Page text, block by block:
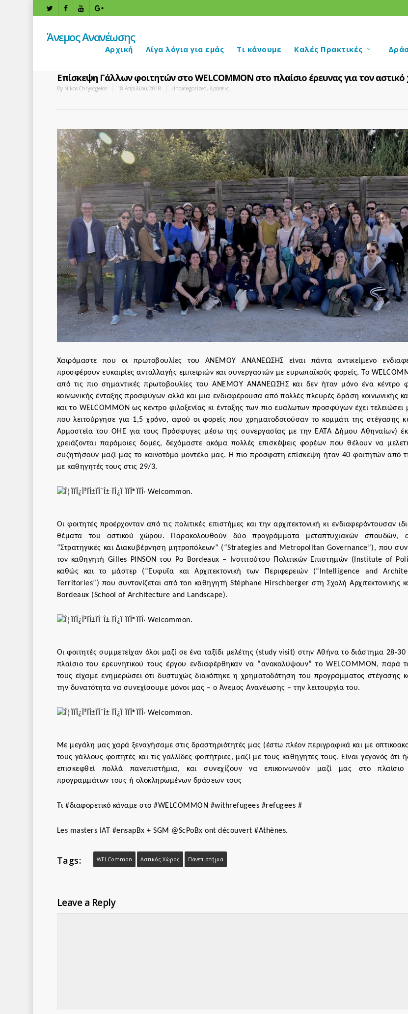
Άνεμος Ανανέωσης
Αρχική Λίγα λόγια για εμάς Τι κάνουμε Καλές Πρακτικές
Επίσκεψη Γάλλων φοιτητών στο WELCOMMΟN στο πλαίσιο έρευνας για τον
By Nikos Chrysogelos 18 Απριλίου, 2018 Uncategorized, Δράσεις
Χαιρόμαστε που οι πρωτοβουλίες του ΑΝΕΜΟΥ ΑΝΑΝΕΩΣΗΣ είναι πάντα αντικείμενο
προσφέρουν ευκαιρίες ανταλλαγής εμπειριών και συνεργασιών με ευρωπαϊκούς φορείς. Το
από τις πιο σημαντικές πρωτοβουλίες του ΑΝΕΜΟΥ ΑΝΑΝΕΩΣΗΣ και δεν ήταν μόνο ένα κέντρο
κοινωνικής ένταξης προσφύγων αλλά και μια ενδιαφέρουσα από πολλές πλευρές δράση κοινωνικής
και το WELCOMMON ως κέντρο φιλοξενίας κι ένταξης των πιο ευάλωτων προσφύγων έχει
που λειτούργησε για 1,5 χρόνο, αφού οι φορείς που χρηματοδοτούσαν το κομμάτι της στέγασης
Αρμοστεία του ΟΗΕ για τους Πρόσφυγες μέσω της συνεργασίας με την ΕΑΤΑ Δήμου Αθηναίων)
χρειάζονται παρόμοιες δομές, δεχόμαστε ακόμα πολλές επισκέψεις φορέων που θέλουν να
συζητήσουν μαζί μας το καινοτόμο μοντέλο μας. Η πιο πρόσφατη επίσκεψη ήταν 40 φοιτητών από
με καθηγητές τους στις 29/3.
Οι φοιτητές προέρχονταν από τις πολιτικές επιστήμες και την αρχιτεκτονική κι ενδιαφερόντουσαν
θέματα του αστικού χώρου. Παρακολουθούν δύο προγράμματα μεταπτυχιακών σπουδών,
“Στρατηγικές και Διακυβέρνηση μητροπόλεων” (“Strategies and Metropolitan Governance”), που
τον καθηγητή Gilles PINSON του Po Bordeaux – Ινστιτούτου Πολιτικών Επιστημών (Institute of
καθώς και το μάστερ (“Ευφυΐα και Αρχιτεκτονική των Περιφερειών (“Intelligence and
Territories”) που συντονίζεται από τon καθηγητή Stéphane Hirschberger στη Σχολή Αρχιτεκτονικής
Bordeaux (School of Architecture and Landscape).
Οι φοιτητές συμμετείχαν όλοι μαζί σε ένα ταξίδι μελέτης (study visit) στην Αθήνα το διάστημα 28-
πλαίσιο του ερευνητικού τους έργου ενδιαφέρθηκαν να “ανακαλύψουν” το WELCOMMOΝ, παρά
τους είχαμε ενημερώσει ότι δυστυχώς διακόπηκε η χρηματοδότηση του προγράμματος στέγασης
την δυνατότητα να συνεχίσουμε μόνοι μας – ο Άνεμος Ανανέωσης – την λειτουργία του.
Με μεγάλη μας χαρά ξεναγήσαμε στις δραστηριότητές μας (έστω πλέον περιγραφικά και με
τους γάλλους φοιτητές και τις γαλλίδες φοιτήτριες, μαζί με τους καθηγητές τους. Είναι γεγονός ότι
επισκεφθεί πολλά πανεπιστήμια, και συνεχίζουν να επικοινωνούν μαζί μας στο πλαίσιο
προγραμμάτων τους ή ολοκληρωμένων δράσεων τους
Τι #διαφορετικό κάναμε στο #WELCOMMON #withrefugees #refugees #
Les masters IAT #ensapBx + SGM @ScPoBx ont découvert #Athènes.
Tags: WELCommon Αστικός Χώρος Πανεπιστήμια
Leave a Reply